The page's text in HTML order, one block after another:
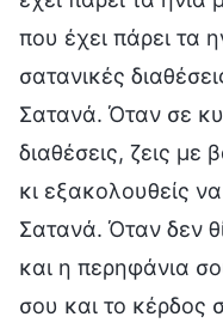
που έχει πάρει τα
σατανικές
Σατανά. Όταν σε
διαθέσεις, ζεις με
κι εξακολουθείς
Σατανά. Όταν δεν
και η περηφάνια
σου και το κέρδος